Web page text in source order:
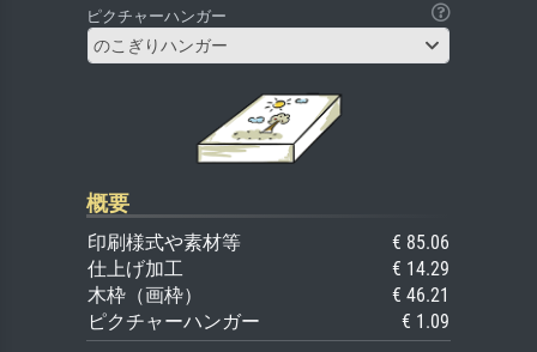
ピクチャーハンガー
のこぎりハンガー
概要
印刷様式や素材等
€ 85.06
仕上げ加工
€ 14.29
木枠（画枠）
€ 46.21
ピクチャーハンガー
€ 1.09